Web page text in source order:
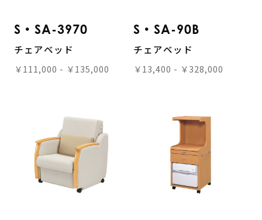
S・SA-3970
チェアベッド
￥111,000 - ￥135,000
S・SA-90B
チェアベッド
￥13,400 - ￥328,000